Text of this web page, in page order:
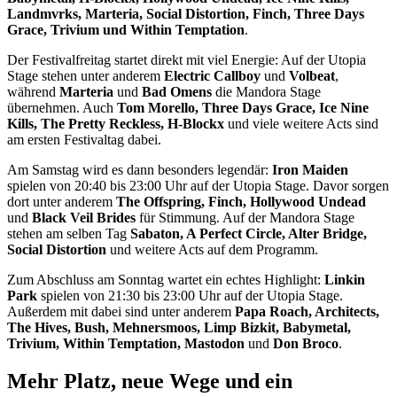
Landmvrks, Marteria, Social Distortion, Finch, Three Days
Grace, Trivium und Within Temptation.
Der Festivalfreitag startet direkt mit viel Energie: Auf der Utopia
Stage stehen unter anderem Electric Callboy und Volbeat,
während Marteria und Bad Omens die Mandora Stage
übernehmen. Auch Tom Morello, Three Days Grace, Ice Nine
Kills, The Pretty Reckless, H-Blockx und viele weitere Acts sind
am ersten Festivaltag dabei.
Am Samstag wird es dann besonders legendär: Iron Maiden
spielen von 20:40 bis 23:00 Uhr auf der Utopia Stage. Davor sorgen
dort unter anderem The Offspring, Finch, Hollywood Undead
und Black Veil Brides für Stimmung. Auf der Mandora Stage
stehen am selben Tag Sabaton, A Perfect Circle, Alter Bridge,
Social Distortion und weitere Acts auf dem Programm.
Zum Abschluss am Sonntag wartet ein echtes Highlight: Linkin
Park spielen von 21:30 bis 23:00 Uhr auf der Utopia Stage.
Außerdem mit dabei sind unter anderem Papa Roach, Architects,
The Hives, Bush, Mehnersmoos, Limp Bizkit, Babymetal,
Trivium, Within Temptation, Mastodon und Don Broco.
Mehr Platz, neue Wege und ein